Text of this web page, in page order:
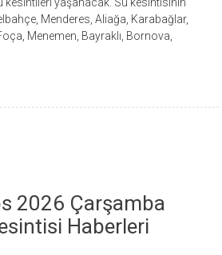
Menderes, Aliağa, Karabağlar,
Menemen, Bayraklı, Bornova,
2026 Çarşamba
Haberleri